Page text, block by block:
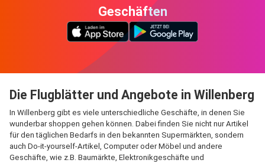
Geschäften
Die Flugblätter und Angebote in Willenberg
In Willenberg gibt es viele unterschiedliche Geschäfte, in denen Sie
wunderbar shoppen gehen können. Dabei finden Sie nicht nur Artikel
für den täglichen Bedarfs in den bekannten Supermärkten, sondern
auch Do-it-yourself-Artikel, Computer oder Möbel und andere
Geschäfte, wie z.B. Baumärkte, Elektronikgeschäfte und